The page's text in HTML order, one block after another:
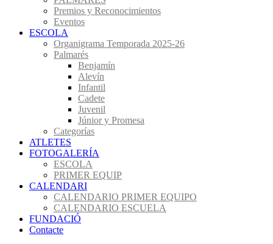
Premios y Reconocimientos
Eventos
ESCOLA
Organigrama Temporada 2025-26
Palmarés
Benjamín
Alevín
Infantil
Cadete
Juvenil
Júnior y Promesa
Categorías
ATLETES
FOTOGALERÍA
ESCOLA
PRIMER EQUIP
CALENDARI
CALENDARIO PRIMER EQUIPO
CALENDARIO ESCUELA
FUNDACIÓ
Contacte